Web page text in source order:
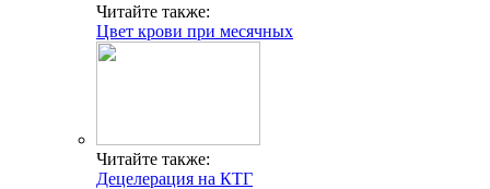
Читайте также:
Цвет крови при месячных
Читайте также:
Децелерация на КТГ